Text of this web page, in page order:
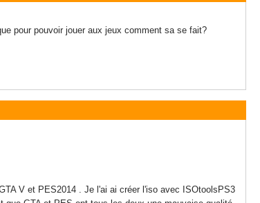
pour pouvoir jouer aux jeux comment sa se fait?
V et PES2014 . Je l'ai ai créer l'iso avec ISOtoolsPS3